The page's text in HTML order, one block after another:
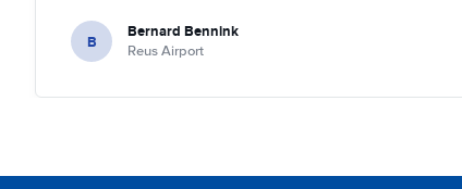
B Bernard Bennink
Reus Airport